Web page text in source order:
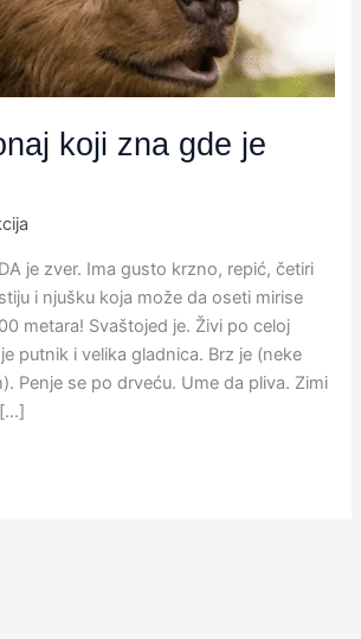
koji zna gde je
je zver. Ima gusto krzno, repić, četiri
i njušku koja može da oseti mirise
metara! Svaštojed je. Živi po celoj
putnik i velika gladnica. Brz je (neke
Penje se po drveću. Ume da pliva. Zimi